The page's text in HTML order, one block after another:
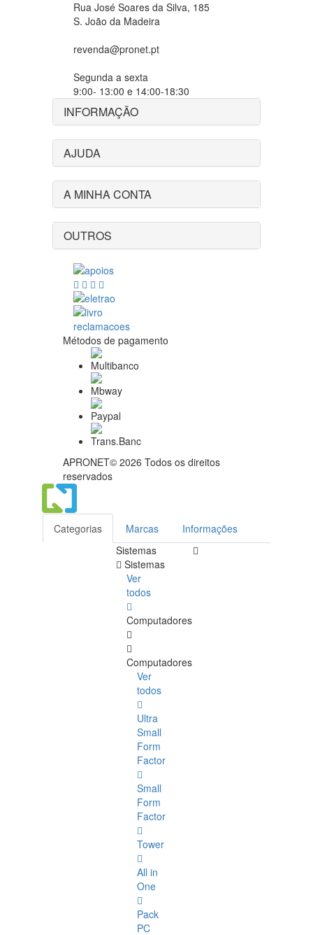
Rua José Soares da Silva, 185
S. João da Madeira
revenda@pronet.pt
Segunda a sexta
9:00- 13:00 e 14:00-18:30
INFORMAÇÃO
AJUDA
A MINHA CONTA
OUTROS
Métodos de pagamento
APRONET© 2026 Todos os direitos
reservados
Categorias Marcas
Informações
Sistemas
Sistemas
Ver
todos
Computadores
Computadores
Ver
todos
Ultra
Small
Form
Factor
Small
Form
Factor
Tower
All in
One
Pack
PC